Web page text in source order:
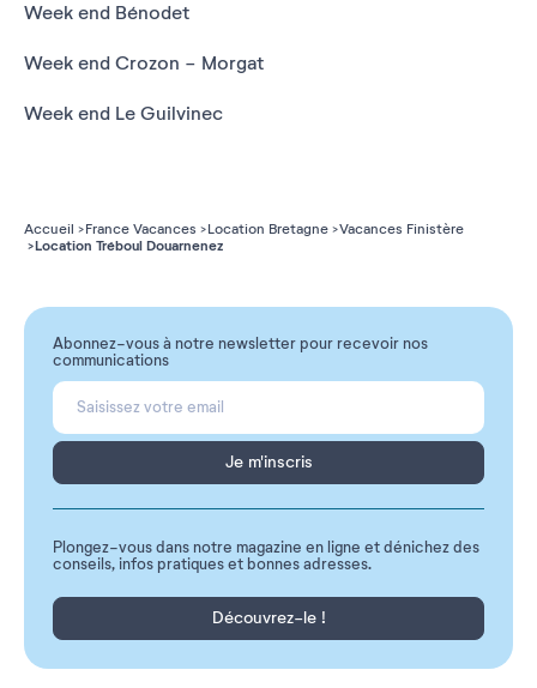
Week end Bénodet
Week end Crozon - Morgat
Week end Le Guilvinec
Accueil France Vacances Location Bretagne Vacances Finistère
Location Tréboul Douarnenez
Abonnez-vous à notre newsletter pour recevoir nos
communications
Je m'inscris
Plongez-vous dans notre magazine en ligne et dénichez des
conseils, infos pratiques et bonnes adresses.
Découvrez-le !